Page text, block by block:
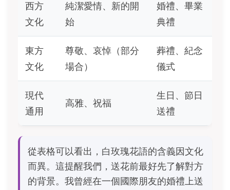
西方
文化
純潔愛情、新的開
始
婚禮、畢業
典禮
東方
文化
尊敬、哀悼（部分
場合）
葬禮、紀念
儀式
現代
通用
高雅、祝福
生日、節日
送禮
從表格可以看出，白玫瑰花語的含義因文化
而異。這提醒我們，送花前最好先了解對方
的背景。我曾經在一個國際朋友的婚禮上送